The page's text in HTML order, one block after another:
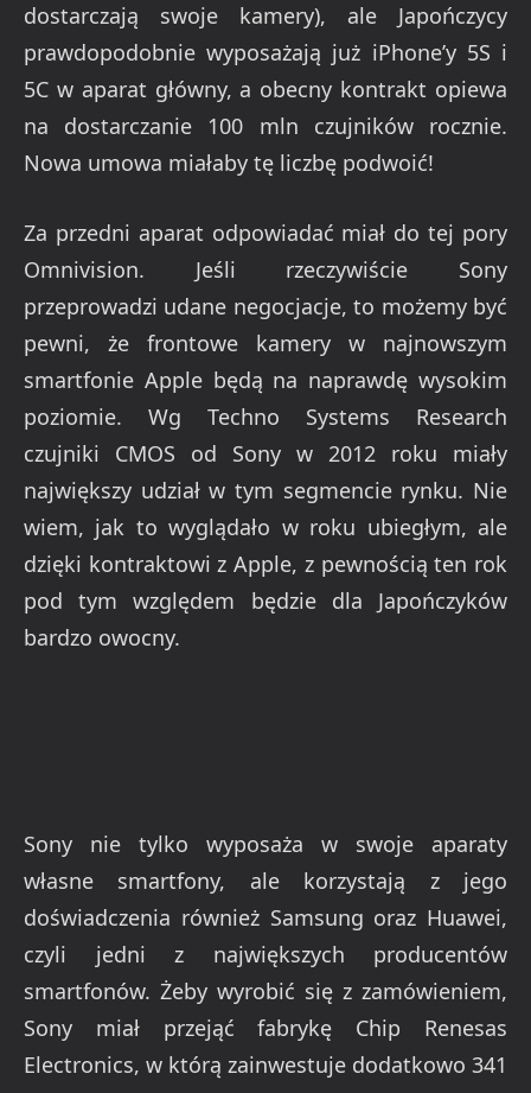
dostarczają swoje kamery), ale Japończycy
prawdopodobnie wyposażają już iPhone’y 5S i
5C w aparat główny, a obecny kontrakt opiewa
na dostarczanie 100 mln czujników rocznie.
Nowa umowa miałaby tę liczbę podwoić!
Za przedni aparat odpowiadać miał do tej pory
Omnivision. Jeśli rzeczywiście Sony
przeprowadzi udane negocjacje, to możemy być
pewni, że frontowe kamery w najnowszym
smartfonie Apple będą na naprawdę wysokim
poziomie. Wg Techno Systems Research
czujniki CMOS od Sony w 2012 roku miały
największy udział w tym segmencie rynku. Nie
wiem, jak to wyglądało w roku ubiegłym, ale
dzięki kontraktowi z Apple, z pewnością ten rok
pod tym względem będzie dla Japończyków
bardzo owocny.
Sony nie tylko wyposaża w swoje aparaty
własne smartfony, ale korzystają z jego
doświadczenia również Samsung oraz Huawei,
czyli jedni z największych producentów
smartfonów. Żeby wyrobić się z zamówieniem,
Sony miał przejąć fabrykę Chip Renesas
Electronics, w którą zainwestuje dodatkowo 341